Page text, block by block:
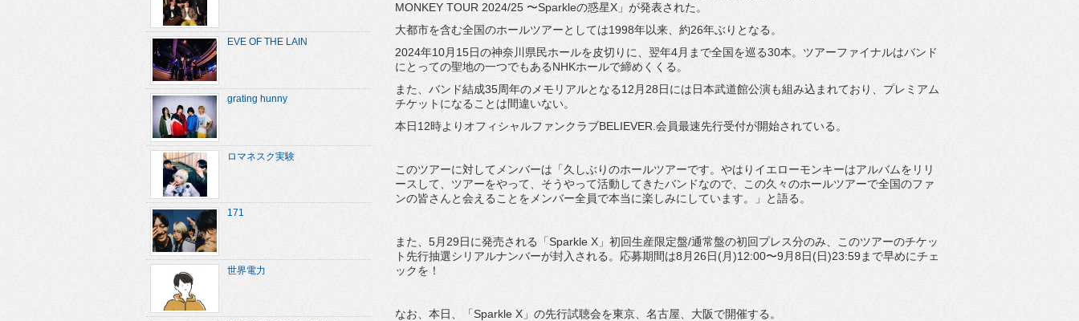
MONKEY TOUR 2024/25 〜Sparkleの惑星X」が発表された。
大都市を含む全国のホールツアーとしては1998年以来、約26年ぶりとなる。
2024年10月15日の神奈川県民ホールを皮切りに、翌年4月まで全国を巡る30本。ツアーファイナルはバンド
にとっての聖地の一つでもあるNHKホールで締めくくる。
また、バンド結成35周年のメモリアルとなる12月28日には日本武道館公演も組み込まれており、プレミアム
チケットになることは間違いない。
本日12時よりオフィシャルファンクラブBELIEVER.会員最速先行受付が開始されている。
このツアーに対してメンバーは「久しぶりのホールツアーです。やはりイエローモンキーはアルバムをリリ
ースして、ツアーをやって、そうやって活動してきたバンドなので、この久々のホールツアーで全国のファ
ンの皆さんと会えることをメンバー全員で本当に楽しみにしています。」と語る。
また、5月29日に発売される「Sparkle X」初回生産限定盤/通常盤の初回プレス分のみ、このツアーのチケッ
ト先行抽選シリアルナンバーが封入される。応募期間は8月26日(月)12:00〜9月8日(日)23:59まで早めにチェ
ックを！
なお、本日、「Sparkle X」の先行試聴会を東京、名古屋、大阪で開催する。
EVE OF THE LAIN
grating hunny
ロマネスク実験
171
世界電力